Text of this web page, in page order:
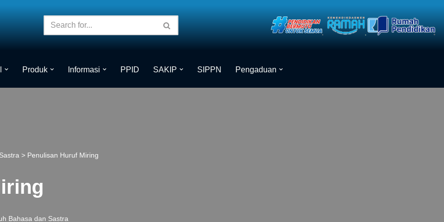
Produk Informasi PPID SAKIP SIPPN Pengaduan
> Penulisan Huruf Miring
Bahasa dan Sastra